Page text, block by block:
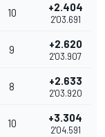
10 +2.404
2'03.691
9 +2.620
2'03.907
8 +2.633
2'03.920
10 +3.304
2'04.591